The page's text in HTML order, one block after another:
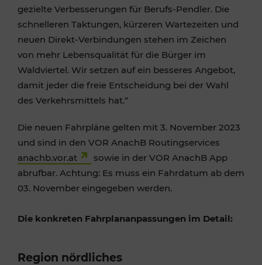
gezielte Verbesserungen für Berufs-Pendler. Die
schnelleren Taktungen, kürzeren Wartezeiten und
neuen Direkt-Verbindungen stehen im Zeichen
von mehr Lebensqualität für die Bürger im
Waldviertel. Wir setzen auf ein besseres Angebot,
damit jeder die freie Entscheidung bei der Wahl
des Verkehrsmittels hat.“
Die neuen Fahrpläne gelten mit 3. November 2023
und sind in den VOR AnachB Routingservices
anachb.vor.at
sowie in der VOR AnachB App
abrufbar. Achtung: Es muss ein Fahrdatum ab dem
03. November eingegeben werden.
Die konkreten Fahrplananpassungen im Detail:
Region nördliches